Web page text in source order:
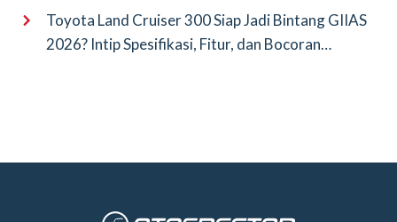
Toyota Land Cruiser 300 Siap Jadi Bintang GIIAS
2026? Intip Spesifikasi, Fitur, dan Bocoran